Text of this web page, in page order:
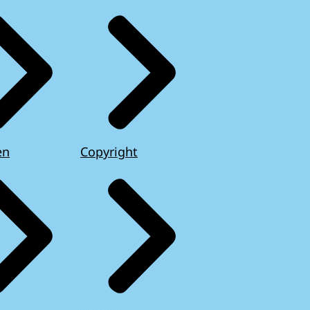
Copyright